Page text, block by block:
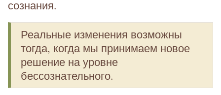
сознания.
Реальные изменения возможны
тогда, когда мы принимаем новое
решение на уровне
бессознательного.